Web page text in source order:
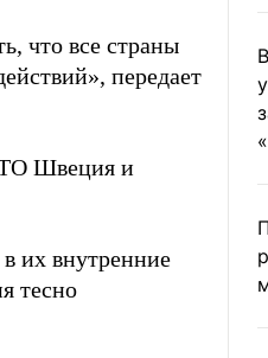
что все страны
передает
Швеция и
их внутренние
тесно